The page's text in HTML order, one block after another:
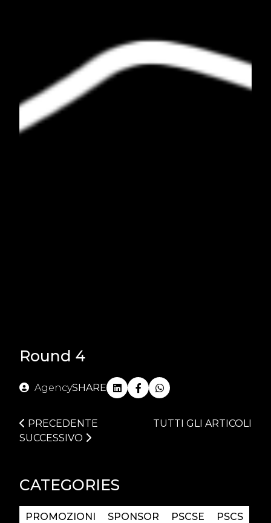
Round 4
AgencySHARE
PRECEDENTE
TUTTI GLI ARTICOLI
SUCCESSIVO
CATEGORIES
PROMOZIONI SPONSOR PSCSE
PSCS